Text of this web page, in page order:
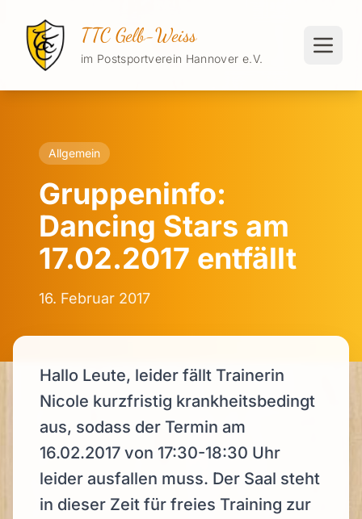
TTC Gelb-Weiss
im Postsportverein Hannover e.V.
Allgemein
Gruppeninfo:
Dancing Stars am
17.02.2017 entfällt
16. Februar 2017
Hallo Leute, leider fällt Trainerin
Nicole kurzfristig krankheitsbedingt
aus, sodass der Termin am
16.02.2017 von 17:30-18:30 Uhr
leider ausfallen muss. Der Saal steht
in dieser Zeit für freies Training zur